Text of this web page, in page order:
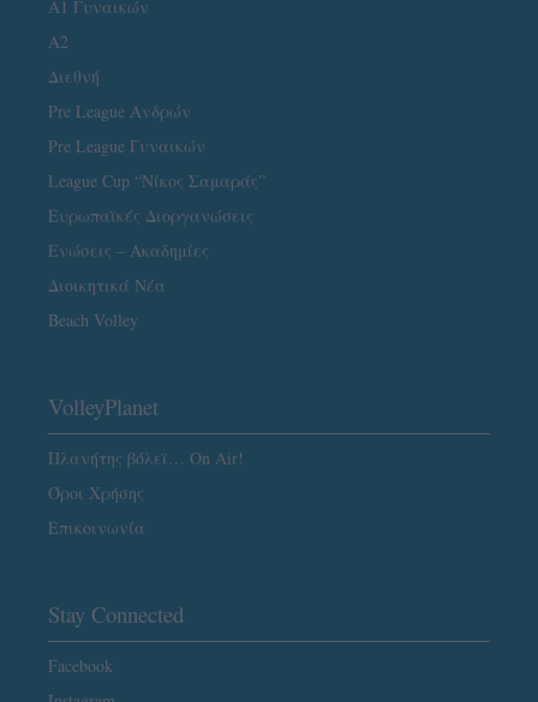
Α1 Γυναικών
A2
Διεθνή
Pre League Ανδρών
Pre League Γυναικών
League Cup “Νίκος Σαμαράς”
Ευρωπαϊκές Διοργανώσεις
Ενώσεις – Ακαδημίες
Διοικητικά Νέα
Beach Volley
VolleyPlanet
Πλανήτης βόλεϊ… On Air!
Όροι Χρήσης
Επικοινωνία
Stay Connected
Facebook